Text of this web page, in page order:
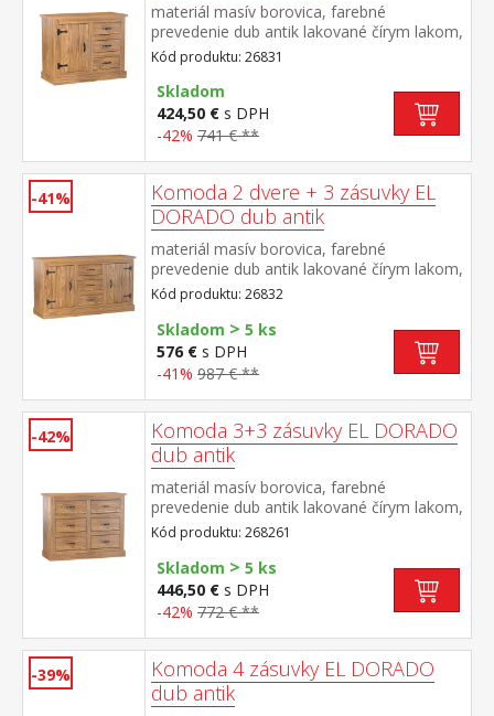
materiál masív borovica, farebné
prevedenie dub antik lakované čírym lakom,
vlis drevenej štruktúry 1 dvierka, 1 polica, 3
zásuvky súčasť zostavy EL DORADO
Kód produktu: 26831
Skladom
424,50 € s DPH
-42% 741 € **
-41%
Komoda 2 dvere + 3 zásuvky EL
DORADO dub antik
materiál masív borovica, farebné
prevedenie dub antik lakované čírym lakom,
vlis drevenej štruktúry 2 dvierka, 2 police, 3
zásuvky súčasť zostavy EL DORADO
Kód produktu: 26832
Skladom > 5 ks
576 € s DPH
-41% 987 € **
-42%
Komoda 3+3 zásuvky EL DORADO
dub antik
materiál masív borovica, farebné
prevedenie dub antik lakované čírym lakom,
vlis drevenej štruktúry šesť zásuviek súčasť
zostavy EL DORADO
Kód produktu: 268261
Skladom > 5 ks
446,50 € s DPH
-42% 772 € **
-39%
Komoda 4 zásuvky EL DORADO
dub antik